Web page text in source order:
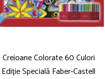
Creioane Colorate 60 Culori
Ediție Specială Faber-Castell